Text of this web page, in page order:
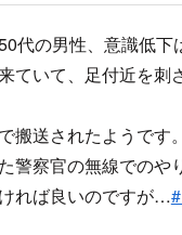
代の男性、意識低下
ていて、足付近を刺
搬送されたようです。